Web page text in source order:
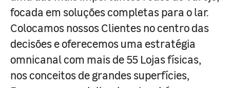
focada em soluções completas para o lar.
Colocamos nossos Clientes no centro das
decisões e oferecemos uma estratégia
omnicanal com mais de 55 Lojas físicas,
nos conceitos de grandes superfícies,